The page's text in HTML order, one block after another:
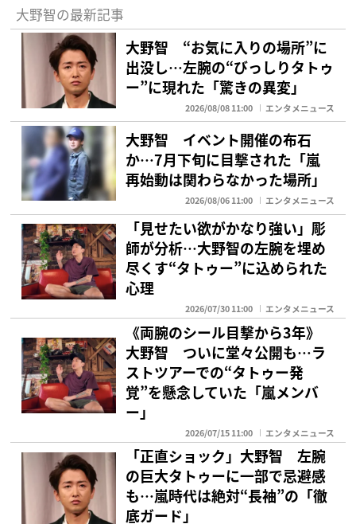
大野智の最新記事
大野智 “お気に入りの場所”に
出没し…左腕の“びっしりタトゥ
ー”に現れた「驚きの異変」
2026/08/08 11:00 エンタメニュース
大野智 イベント開催の布石
か…7月下旬に目撃された「嵐
再始動は関わらなかった場所」
2026/08/06 11:00 エンタメニュース
「見せたい欲がかなり強い」彫
師が分析…大野智の左腕を埋め
尽くす“タトゥー”に込められた
心理
2026/07/30 11:00 エンタメニュース
《両腕のシール目撃から3年》
大野智 ついに堂々公開も…ラ
ストツアーでの“タトゥー発
覚”を懸念していた「嵐メンバ
ー」
2026/07/15 11:00 エンタメニュース
「正直ショック」大野智 左腕
の巨大タトゥーに一部で忌避感
も…嵐時代は絶対“長袖”の「徹
底ガード」